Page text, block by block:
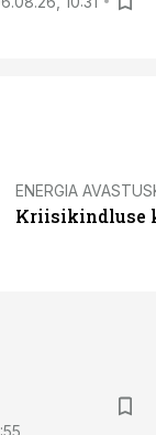
ENERGIA
Kriisikindluse